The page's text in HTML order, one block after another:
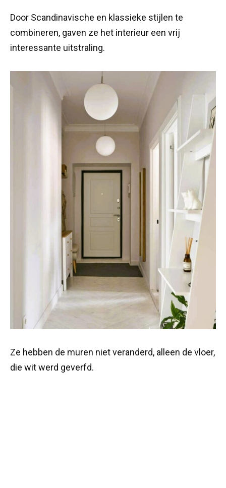
Door Scandinavische en klassieke stijlen te
combineren, gaven ze het interieur een vrij
interessante uitstraling.
Ze hebben de muren niet veranderd, alleen de vloer,
die wit werd geverfd.